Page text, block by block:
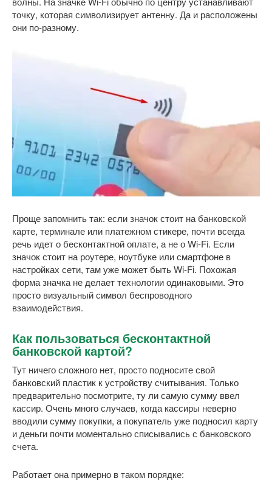
точку, которая символизирует антенну. Да и расположены
они по-разному.
Проще запомнить так: если значок стоит на банковской
карте, терминале или платежном стикере, почти всегда
речь идет о бесконтактной оплате, а не о Wi-Fi. Если
значок стоит на роутере, ноутбуке или смартфоне в
настройках сети, там уже может быть Wi-Fi. Похожая
форма значка не делает технологии одинаковыми. Это
просто визуальный символ беспроводного
взаимодействия.
Как пользоваться бесконтактной
банковской картой?
Тут ничего сложного нет, просто подносите свой
банковский пластик к устройству считывания. Только
предварительно посмотрите, ту ли самую сумму ввел
кассир. Очень много случаев, когда кассиры неверно
вводили сумму покупки, а покупатель уже подносил карту
и деньги почти моментально списывались с банковского
счета.
Работает она примерно в таком порядке: